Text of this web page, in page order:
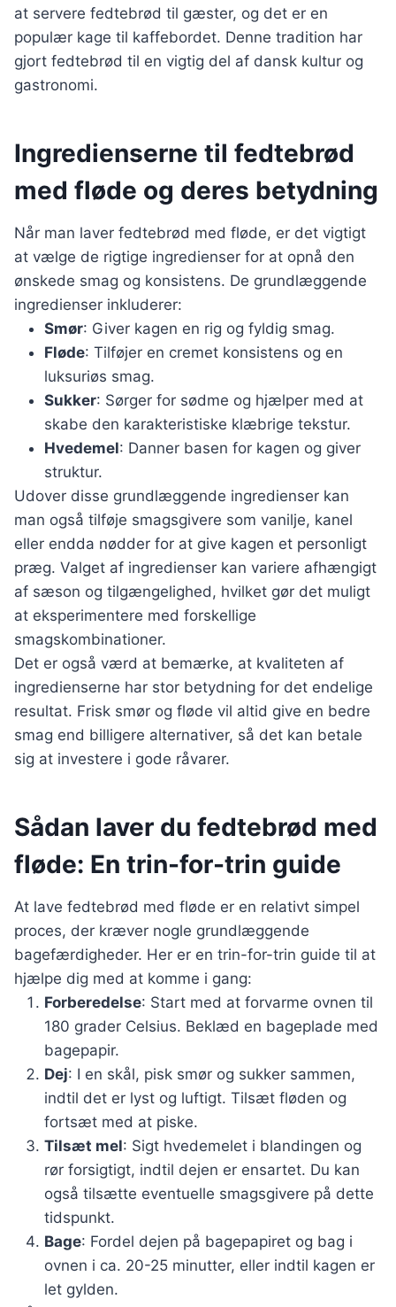
at servere fedtebrød til gæster, og det er en
populær kage til kaffebordet. Denne tradition har
gjort fedtebrød til en vigtig del af dansk kultur og
gastronomi.
Ingredienserne til fedtebrød
med fløde og deres betydning
Når man laver fedtebrød med fløde, er det vigtigt
at vælge de rigtige ingredienser for at opnå den
ønskede smag og konsistens. De grundlæggende
ingredienser inkluderer:
Smør: Giver kagen en rig og fyldig smag.
Fløde: Tilføjer en cremet konsistens og en
luksuriøs smag.
Sukker: Sørger for sødme og hjælper med at
skabe den karakteristiske klæbrige tekstur.
Hvedemel: Danner basen for kagen og giver
struktur.
Udover disse grundlæggende ingredienser kan
man også tilføje smagsgivere som vanilje, kanel
eller endda nødder for at give kagen et personligt
præg. Valget af ingredienser kan variere afhængigt
af sæson og tilgængelighed, hvilket gør det muligt
at eksperimentere med forskellige
smagskombinationer.
Det er også værd at bemærke, at kvaliteten af
ingredienserne har stor betydning for det endelige
resultat. Frisk smør og fløde vil altid give en bedre
smag end billigere alternativer, så det kan betale
sig at investere i gode råvarer.
Sådan laver du fedtebrød med
fløde: En trin-for-trin guide
At lave fedtebrød med fløde er en relativt simpel
proces, der kræver nogle grundlæggende
bagefærdigheder. Her er en trin-for-trin guide til at
hjælpe dig med at komme i gang:
Forberedelse: Start med at forvarme ovnen til
180 grader Celsius. Beklæd en bageplade med
bagepapir.
Dej: I en skål, pisk smør og sukker sammen,
indtil det er lyst og luftigt. Tilsæt fløden og
fortsæt med at piske.
Tilsæt mel: Sigt hvedemelet i blandingen og
rør forsigtigt, indtil dejen er ensartet. Du kan
også tilsætte eventuelle smagsgivere på dette
tidspunkt.
Bage: Fordel dejen på bagepapiret og bag i
ovnen i ca. 20-25 minutter, eller indtil kagen er
let gylden.